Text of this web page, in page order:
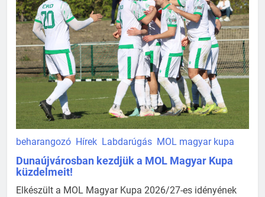
beharangozó Hírek Labdarúgás MOL magyar kupa
Dunaújvárosban kezdjük a MOL Magyar Kupa
küzdelmeit!
Elkészült a MOL Magyar Kupa 2026/27-es idényének